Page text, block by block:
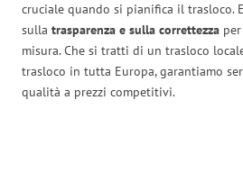
cruciale quando si pianifica il trasloco.
sulla trasparenza e sulla correttezza
misura. Che si tratti di un trasloco
trasloco in tutta Europa, garantiamo
qualità a prezzi competitivi.